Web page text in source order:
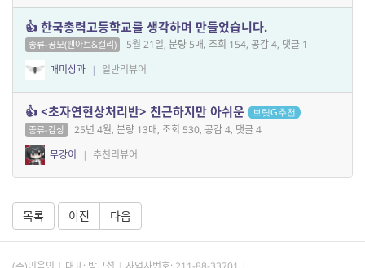
👍 한국총력고등학교를 생각하며 만들었습니다.
종류-공모(팬아트&캘리)
5월 21일, 분량 5매, 조회 154, 공감 4, 댓글 1
매미상과 | 일반리뷰어
👍 <초자연현상처리반> 친근하지만 아쉬운 브릿G추천
종류-감상
25년 4월, 분량 13매, 조회 530, 공감 4, 댓글 4
무강이
| 추천리뷰어
목록 이전 다음